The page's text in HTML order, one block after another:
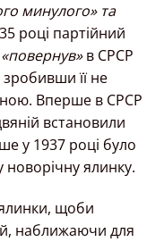
минулого» та
році партійний
«повернув»в СРСР
її не
Вперше в СРСР
встановили
у 1937 році було
ялинку.
щоби
наближаючи для